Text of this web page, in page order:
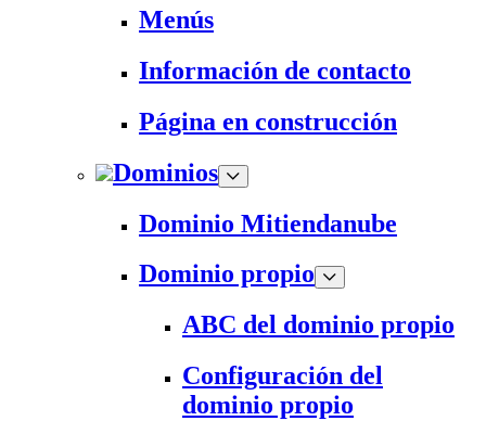
Menús
Información de contacto
Página en construcción
Dominios
Dominio Mitiendanube
Dominio propio
ABC del dominio propio
Configuración del
dominio propio